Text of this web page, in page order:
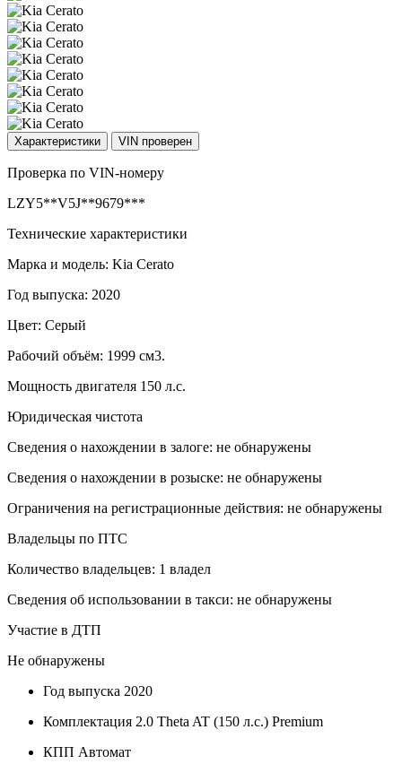
Характеристики VIN проверен
Проверка по VIN-номеру
LZY5**V5J**9679***
Технические характеристики
Марка и модель: Kia Cerato
Год выпуска: 2020
Цвет: Серый
Рабочий объём: 1999 см3.
Мощность двигателя 150 л.с.
Юридическая чистота
Сведения о нахождении в залоге: не обнаружены
Сведения о нахождении в розыске: не обнаружены
Ограничения на регистрационные действия: не обнаружены
Владельцы по ПТС
Количество владельцев: 1 владел
Сведения об использовании в такси: не обнаружены
Участие в ДТП
Не обнаружены
Год выпуска 2020
Комплектация 2.0 Theta AT (150 л.с.) Premium
КПП Автомат